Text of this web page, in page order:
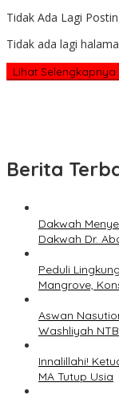
Tidak Ada Lagi
Tidak ada lagi
Lihat Selengkapnya
Berita
Dakwah
Dakwah Dr.
Peduli
Mangrove,
Aswan
Washliyah
Innalillahi!
MA Tutup Usia